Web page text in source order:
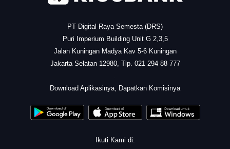
PT Digital Raya Semesta (DRS)
Puri Imperium Building Unit G 2,3,5
Jalan Kuningan Madya Kav 5-6 Kuningan
Jakarta Selatan 12980, Tlp. 021 294 88 777
Download Aplikasinya, Dapatkan Komisinya
Ikuti Kami di: